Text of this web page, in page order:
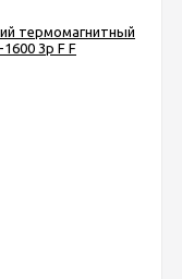
термомагнитный
3p F F